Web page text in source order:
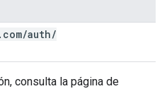
. com/auth/
consulta la página de